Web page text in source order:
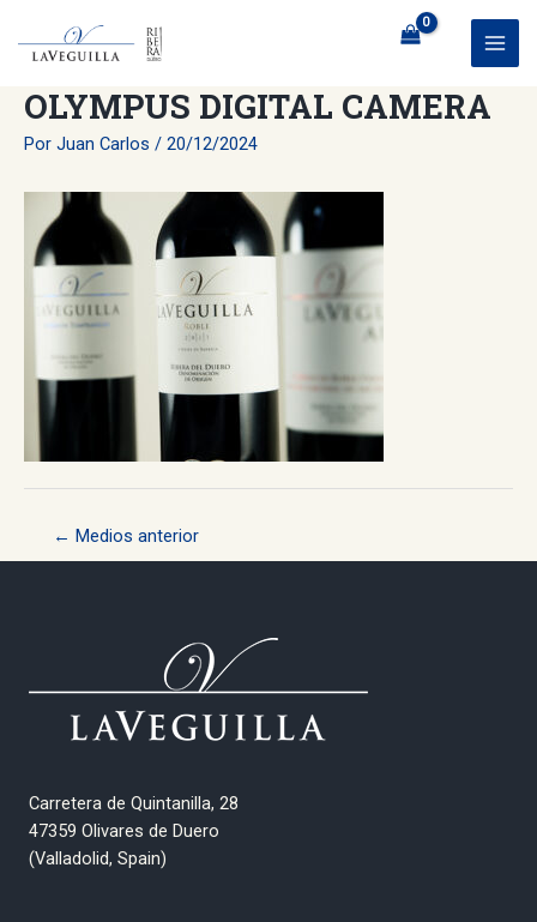
contenido
OLYMPUS DIGITAL CAMERA
Por Juan Carlos / 20/12/2024
Navegación
← Medios anterior
Carretera de Quintanilla, 28
47359 Olivares de Duero
(Valladolid, Spain)